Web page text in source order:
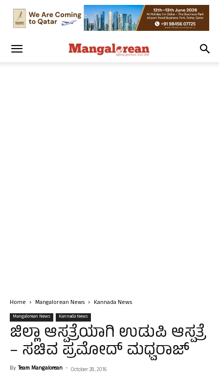
Home Mangalorean News Kannada News
Mangalorean News Kannada News
ಜಿಲ್ಲಾ ಆಸ್ಪತ್ರೆಯಾಗಿ ಉಡುಪಿ ಆಸ್ಪತ್ರೆ
– ಸಚಿವ ಪ್ರಮೋದ್ ಮಧ್ವರಾಜ್
By Team Mangalorean - October 28, 2016